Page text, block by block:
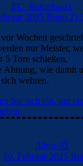
FC_Barcelona1
2025 Beim
Wochen
nur Meister,
5 Tore schießen.
Ahnung, wie damit
wehren.
Sie sich ein, um
Alma-03
10. Februar 2025